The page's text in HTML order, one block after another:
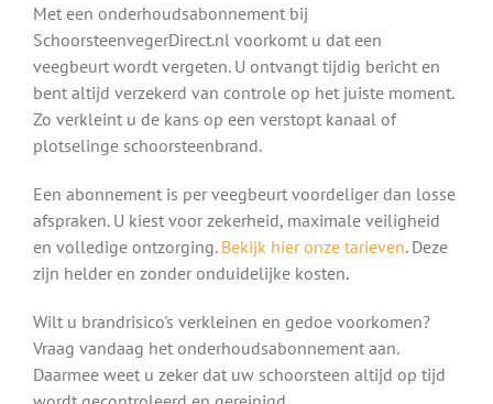
Met een onderhoudsabonnement bij
SchoorsteenvegerDirect.nl voorkomt u dat een
veegbeurt wordt vergeten. U ontvangt tijdig bericht en
bent altijd verzekerd van controle op het juiste moment.
Zo verkleint u de kans op een verstopt kanaal of
plotselinge schoorsteenbrand.
Een abonnement is per veegbeurt voordeliger dan losse
afspraken. U kiest voor zekerheid, maximale veiligheid
en volledige ontzorging. Bekijk hier onze tarieven. Deze
zijn helder en zonder onduidelijke kosten.
Wilt u brandrisico's verkleinen en gedoe voorkomen?
Vraag vandaag het onderhoudsabonnement aan.
Daarmee weet u zeker dat uw schoorsteen altijd op tijd